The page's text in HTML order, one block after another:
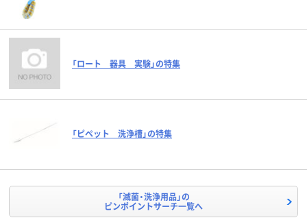
「ロート 器具 実験」の特集
「ピペット 洗浄槽」の特集
「滅菌・洗浄用品」の
ピンポイントサーチ一覧へ